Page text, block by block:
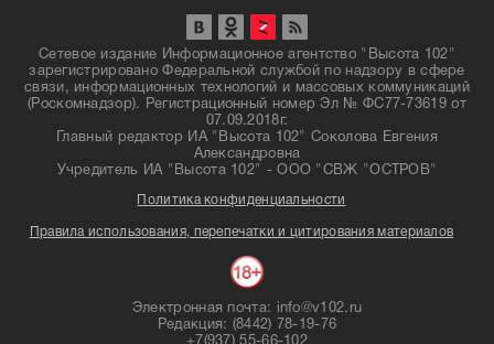
Сетевое издание Информационное агентство "Высота 102"
зарегистрировано Федеральной службой по надзору в сфере
связи, информационных технологий и массовых коммуникаций
(Роскомнадзор). Регистрационный номер Эл № ФС77-73619 от
07.09.2018г.
Главный редактор ИА "Высота 102" Соколова Евгения
Александровна
Учредитель ИА "Высота 102" - ООО "СВЖ "ОСТРОВ"
Политика конфиденциальности
Правила использования, перепечатки и цитирования материалов
Электронная почта: info@v102.ru
Редакция: (8442) 78-19-76